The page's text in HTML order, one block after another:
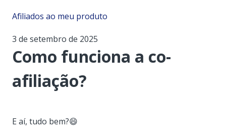
Afiliados ao meu produto
3 de setembro de 2025
Como funciona a co-
afiliação?
E aí, tudo bem?😄